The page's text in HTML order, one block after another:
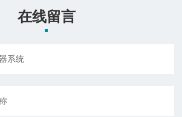
在线留言